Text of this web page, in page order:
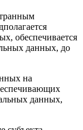
обеспечивается
данных, до
на
данных,